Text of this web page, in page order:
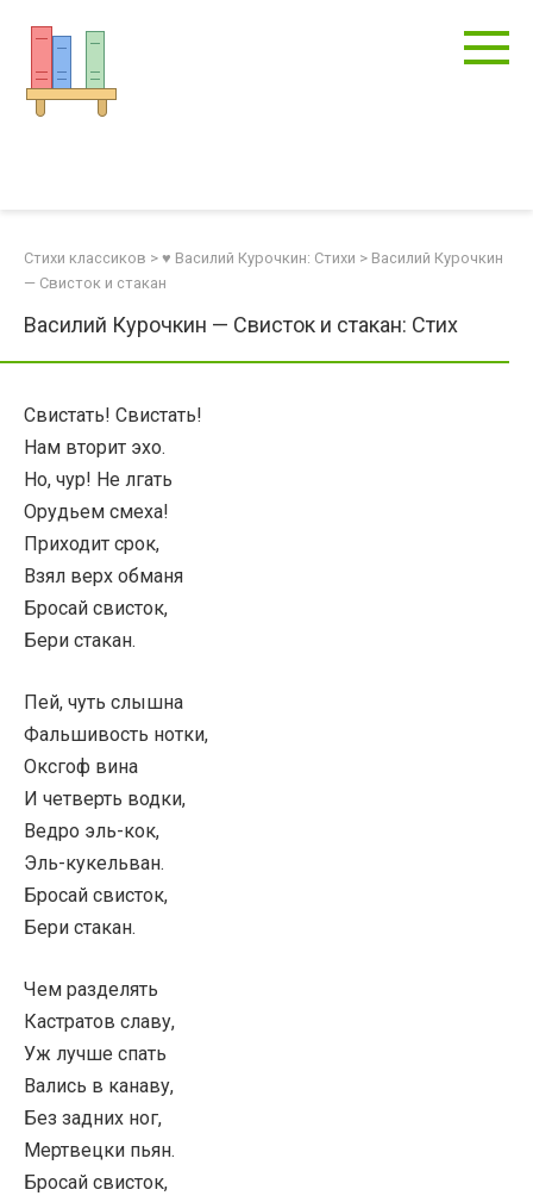
контенту
Стихи классиков > ♥ Василий Курочкин: Стихи > Василий Курочкин
— Свисток и стакан
Василий Курочкин — Свисток и стакан: Стих
Свистать! Свистать!
Нам вторит эхо.
Но, чур! Не лгать
Орудьем смеха!
Приходит срок,
Взял верх обманя
Бросай свисток,
Бери стакан.
Пей, чуть слышна
Фальшивость нотки,
Оксгоф вина
И четверть водки,
Ведро эль-кок,
Эль-кукельван.
Бросай свисток,
Бери стакан.
Чем разделять
Кастратов славу,
Уж лучше спать
Вались в канаву,
Без задних ног,
Мертвецки пьян.
Бросай свисток,